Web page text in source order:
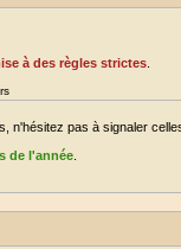
à des règles strictes
n'hésitez pas à signaler
de l'année